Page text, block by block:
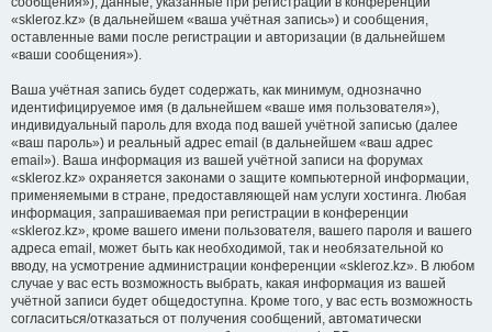
«skleroz.kz» (в дальнейшем «ваша учётная запись») и сообщения,
оставленные вами после регистрации и авторизации (в дальнейшем
«ваши сообщения»).
Ваша учётная запись будет содержать, как минимум, однозначно
идентифицируемое имя (в дальнейшем «ваше имя пользователя»),
индивидуальный пароль для входа под вашей учётной записью (далее
«ваш пароль») и реальный адрес email (в дальнейшем «ваш адрес
email»). Ваша информация из вашей учётной записи на форумах
«skleroz.kz» охраняется законами о защите компьютерной информации,
применяемыми в стране, предоставляющей нам услуги хостинга. Любая
информация, запрашиваемая при регистрации в конференции
«skleroz.kz», кроме вашего имени пользователя, вашего пароля и вашего
адреса email, может быть как необходимой, так и необязательной ко
вводу, на усмотрение администрации конференции «skleroz.kz». В любом
случае у вас есть возможность выбрать, какая информация из вашей
учётной записи будет общедоступна. Кроме того, у вас есть возможность
согласиться/отказаться от получения сообщений, автоматически